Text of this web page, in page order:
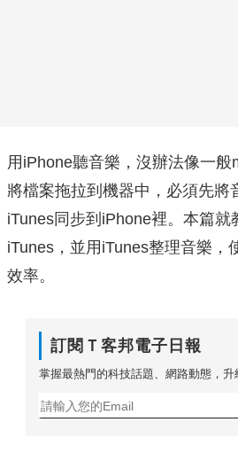
用iPhone聽音樂，沒辦法像一
將檔案拖拉到機器中，必須先將
iTunes同步到iPhone裡。本篇就
iTunes，並用iTunes整理音樂，
效率。
訂閱Ｔ客邦電子日報
掌握最熱門的科技話題、網路動態，升